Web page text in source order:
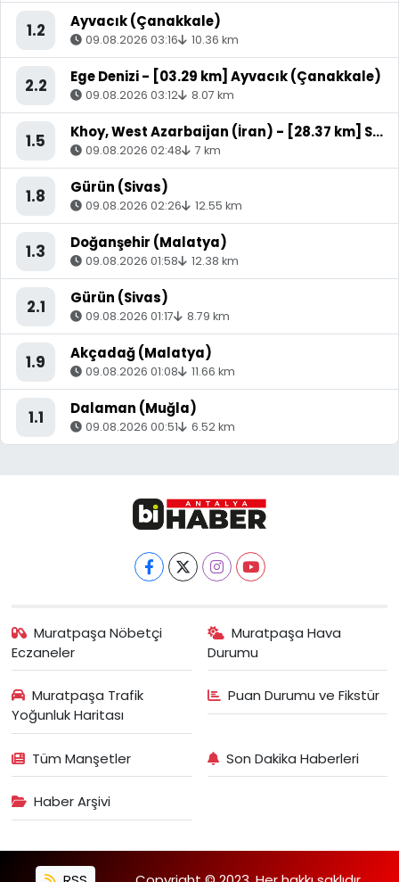
1.2 Ayvacık (Çanakkale)
09.08.2026 03:16 10.36 km
2.2 Ege Denizi - [03.29 km] Ayvacık (Çanakkale)
09.08.2026 03:12 8.07 km
1.5 Khoy, West Azarbaijan (İran) - [28.37 km] Saray (Van)
09.08.2026 02:48 7 km
1.8 Gürün (Sivas)
09.08.2026 02:26 12.55 km
1.3 Doğanşehir (Malatya)
09.08.2026 01:58 12.38 km
2.1 Gürün (Sivas)
09.08.2026 01:17 8.79 km
1.9 Akçadağ (Malatya)
09.08.2026 01:08 11.66 km
1.1 Dalaman (Muğla)
09.08.2026 00:51 6.52 km
Muratpaşa Nöbetçi
Eczaneler
Muratpaşa Hava
Durumu
Muratpaşa Trafik
Yoğunluk Haritası
Puan Durumu ve Fikstür
Tüm Manşetler Son Dakika Haberleri
Haber Arşivi